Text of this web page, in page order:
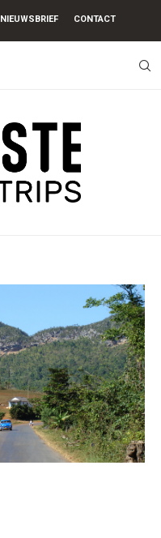
NIEUWSBRIEF CONTACT